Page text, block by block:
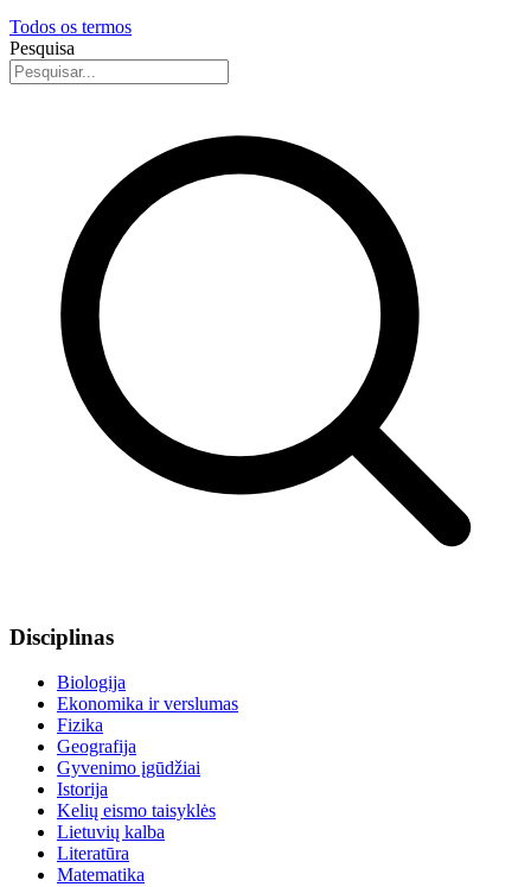
Todos os termos
Pesquisa
Disciplinas
Biologija
Ekonomika ir verslumas
Fizika
Geografija
Gyvenimo įgūdžiai
Istorija
Kelių eismo taisyklės
Lietuvių kalba
Literatūra
Matematika